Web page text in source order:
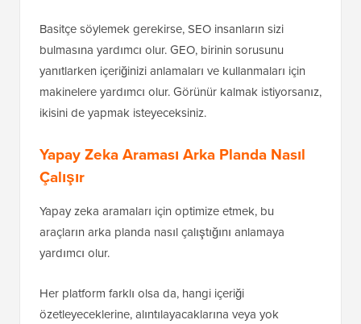
Basitçe söylemek gerekirse, SEO insanların sizi
bulmasına yardımcı olur. GEO, birinin sorusunu
yanıtlarken içeriğinizi anlamaları ve kullanmaları için
makinelere yardımcı olur. Görünür kalmak istiyorsanız,
ikisini de yapmak isteyeceksiniz.
Yapay Zeka Araması Arka Planda Nasıl
Çalışır
Yapay zeka aramaları için optimize etmek, bu
araçların arka planda nasıl çalıştığını anlamaya
yardımcı olur.
Her platform farklı olsa da, hangi içeriği
özetleyeceklerine, alıntılayacaklarına veya yok